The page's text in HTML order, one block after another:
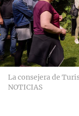
La consejera de
NOTICIAS